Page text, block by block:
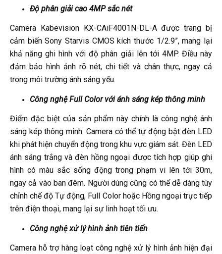
Độ phân giải cao 4MP sắc nét
Camera Kabevision KX-CAiF4001N-DL-A được trang bị
cảm biến Sony Starvis CMOS kích thước 1/2.9”, mang lại
khả năng ghi hình với độ phân giải lên tới 4MP. Điều này
đảm bảo hình ảnh rõ nét, chi tiết và chân thực, ngay cả
trong môi trường ánh sáng yếu.
Công nghệ Full Color với ánh sáng kép thông minh
Điểm đặc biệt của sản phẩm này chính là công nghệ ánh
sáng kép thông minh. Camera có thể tự động bật đèn LED
khi phát hiện chuyển động trong khu vực giám sát. Đèn LED
ánh sáng trắng và đèn hồng ngoại được tích hợp giúp ghi
hình có màu sắc sống động trong phạm vi lên tới 30m,
ngay cả vào ban đêm. Người dùng cũng có thể dễ dàng tùy
chỉnh chế độ Tự động, Full Color hoặc Hồng ngoại trực tiếp
trên điện thoại, mang lại sự linh hoạt tối ưu.
Công nghệ xử lý hình ảnh tiên tiến
Camera hỗ trợ hàng loạt công nghệ xử lý hình ảnh hiện đại